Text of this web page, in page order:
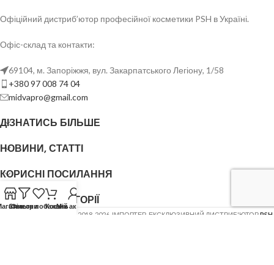
Офіційний дистриб’ютор професійної косметики PSH в Україні.
Офіс-склад та контакти:
69104, м. Запоріжжя, вул. Закарпатського Легіону, 1/58
+380 97 008 74 04
midvapro@gmail.com
ДІЗНАТИСЬ БІЛЬШЕ
НОВИНИ, СТАТТІ
КОРИСНІ ПОСИЛАННЯ
ОСНОВНІ КАТЕГОРІЇ
2018-2026. ІМПОРТЕР, ЕКСКЛЮЗИВНИЙ ДИСТРИБ'ЮТОРPSH
Фільтри
Список побажань
КошикМій акаунт